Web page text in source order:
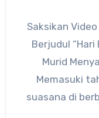
Saksikan
Berjudul
Murid
Memasuki
suasana di